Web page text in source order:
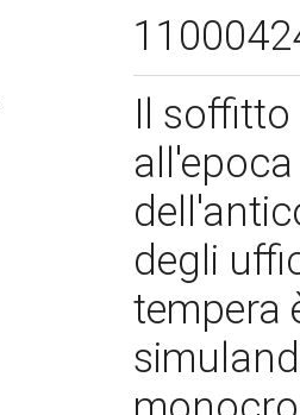
Il
degli
tempera